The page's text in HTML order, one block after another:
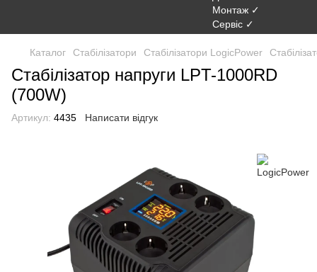
Каталог Стабілізатори Стабілізатори LogicPower
Стабілізатор напруги LPT-1000RD
(700W)
Артикул: 4435 Написати відгук